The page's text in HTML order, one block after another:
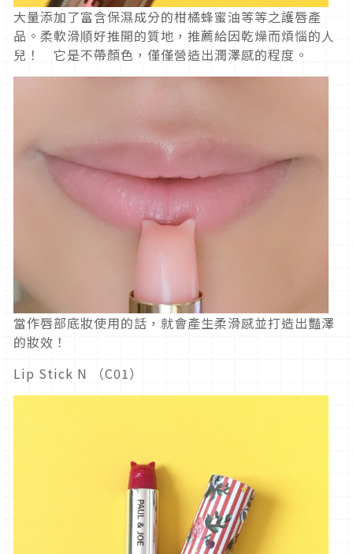
大量添加了富含保濕成分的柑橘蜂蜜油等等之護唇產
品。柔軟滑順好推開的質地，推薦給因乾燥而煩惱的人
兒！ 它是不帶顏色，僅僅營造出潤澤感的程度。
當作唇部底妝使用的話，就會產生柔滑感並打造出豔澤
的妝效！
Lip Stick N （C01）